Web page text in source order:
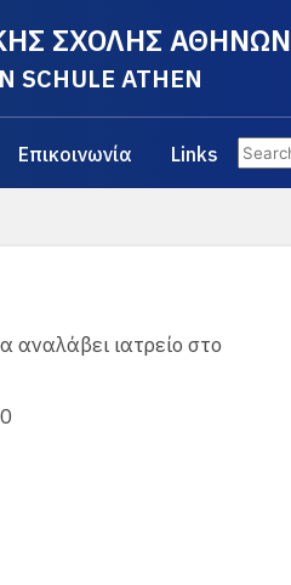
ΣΧΟΛΗΣ ΑΘΗΝΩΝ
SCHULE ATHEN
Επικοινωνία Links
αναλάβει ιατρείο στο